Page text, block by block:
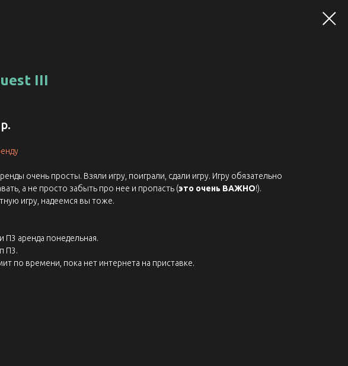
III
р.
очень просты. Взяли игру, поиграли, сдали игру. Игру обязательно
а не просто забыть про нее и пропасть (это очень ВАЖНО!).
игру, надеемся вы тоже.
П3 аренда понедельная.
П3.
по времени, пока нет интернета на приставке.